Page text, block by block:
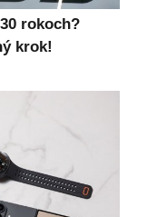
rokoch?
krok!